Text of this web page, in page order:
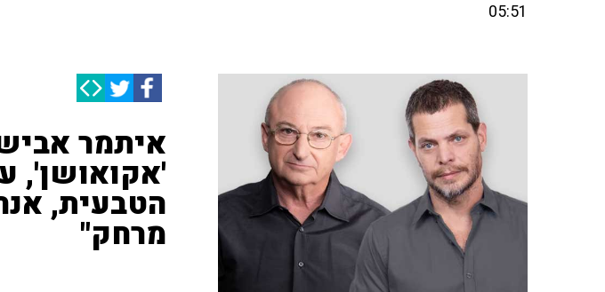
05:51
איתמר
'אקואושן',
הטבעית,
מרחק"